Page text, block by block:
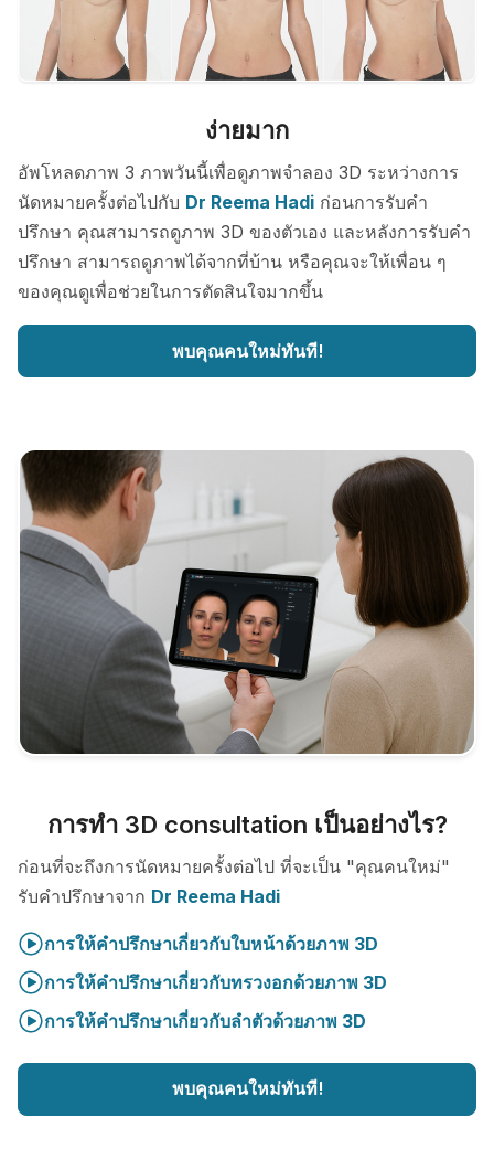
ง่ายมาก
อัพโหลดภาพ 3 ภาพวันนี้เพื่อดูภาพจำลอง 3D ระหว่างการ
นัดหมายครั้งต่อไปกับ Dr Reema Hadi ก่อนการรับคำ
ปรึกษา คุณสามารถดูภาพ 3D ของตัวเอง และหลังการรับคำ
ปรึกษา สามารถดูภาพได้จากที่บ้าน หรือคุณจะให้เพื่อน ๆ
ของคุณดูเพื่อช่วยในการตัดสินใจมากขึ้น
พบคุณคนใหม่ทันที!
การทำ 3D consultation เป็นอย่างไร?
ก่อนที่จะถึงการนัดหมายครั้งต่อไป ที่จะเป็น "คุณคนใหม่"
รับคำปรึกษาจาก Dr Reema Hadi
การให้คำปรึกษาเกี่ยวกับใบหน้าด้วยภาพ 3D
การให้คำปรึกษาเกี่ยวกับทรวงอกด้วยภาพ 3D
การให้คำปรึกษาเกี่ยวกับลำตัวด้วยภาพ 3D
พบคุณคนใหม่ทันที!